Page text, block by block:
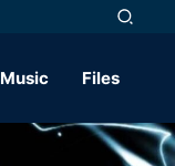
Music Files